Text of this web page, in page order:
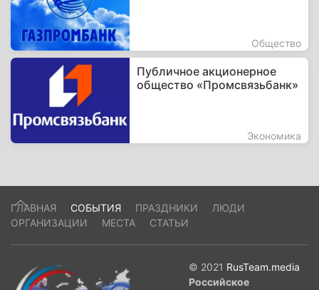
Общество
Публичное акционерное
общество «Промсвязьбанк»
Экономика
ГЛАВНАЯ СОБЫТИЯ ПРАЗДНИКИ
ЛЮДИ
ОРГАНИЗАЦИИ
МЕСТА СТАТЬИ
© 2021 RusTeam.media
Российское